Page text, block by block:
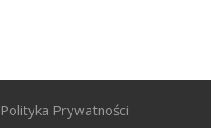
Polityka Prywatności